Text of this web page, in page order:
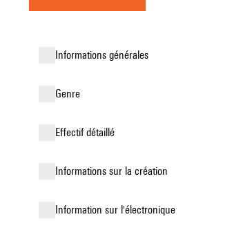
informations générales
genre
effectif détaillé
informations sur la création
Information sur l'électronique